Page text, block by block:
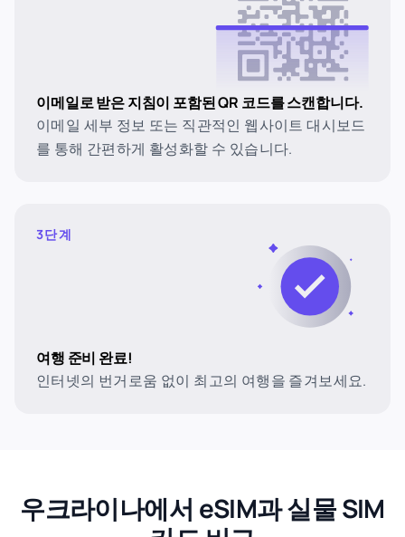
이메일로 받은 지침이 포함된 QR 코드를 스캔합니다.
이메일 세부 정보 또는 직관적인 웹사이트 대시보드
를 통해 간편하게 활성화할 수 있습니다.
3단계
여행 준비 완료!
인터넷의 번거로움 없이 최고의 여행을 즐겨보세요.
우크라이나에서 eSIM과 실물 SIM